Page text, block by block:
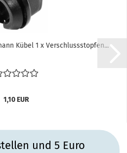
Kübel 1 x Verschlussstopfen...
1,10 EUR
und 5 Euro